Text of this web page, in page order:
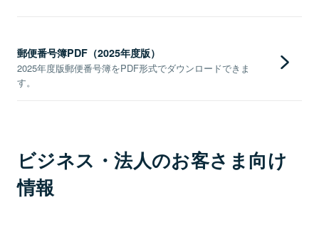
郵便番号簿PDF（2025年度版）
2025年度版郵便番号簿をPDF形式でダウンロードできま
す。
ビジネス・法人のお客さま向け
情報